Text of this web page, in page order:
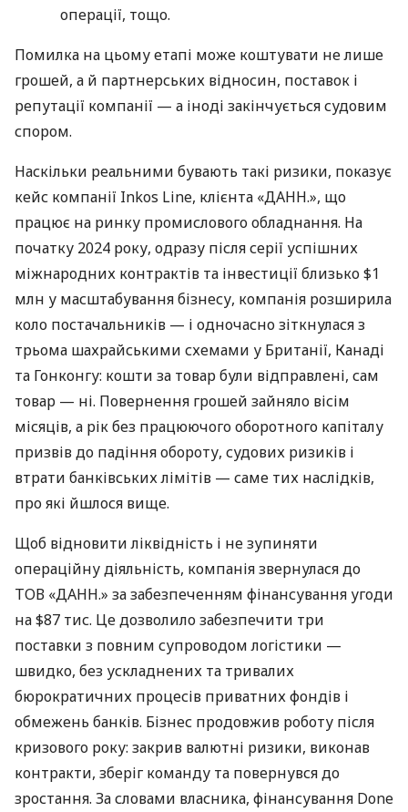
операції, тощо.
Помилка на цьому етапі може коштувати не лише
грошей, а й партнерських відносин, поставок і
репутації компанії — а іноді закінчується судовим
спором.
Наскільки реальними бувають такі ризики, показує
кейс компанії Inkos Line, клієнта «ДАНН.», що
працює на ринку промислового обладнання. На
початку 2024 року, одразу після серії успішних
міжнародних контрактів та інвестиції близько $1
млн у масштабування бізнесу, компанія розширила
коло постачальників — і одночасно зіткнулася з
трьома шахрайськими схемами у Британії, Канаді
та Гонконгу: кошти за товар були відправлені, сам
товар — ні. Повернення грошей зайняло вісім
місяців, а рік без працюючого оборотного капіталу
призвів до падіння обороту, судових ризиків і
втрати банківських лімітів — саме тих наслідків,
про які йшлося вище.
Щоб відновити ліквідність і не зупиняти
операційну діяльність, компанія звернулася до
ТОВ «ДАНН.» за забезпеченням фінансування угоди
на $87 тис. Це дозволило забезпечити три
поставки з повним супроводом логістики —
швидко, без ускладнених та тривалих
бюрократичних процесів приватних фондів і
обмежень банків. Бізнес продовжив роботу після
кризового року: закрив валютні ризики, виконав
контракти, зберіг команду та повернувся до
зростання. За словами власника, фінансування Done